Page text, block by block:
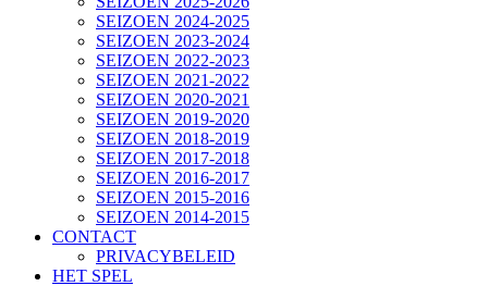
SEIZOEN 2024-2025
SEIZOEN 2023-2024
SEIZOEN 2022-2023
SEIZOEN 2021-2022
SEIZOEN 2020-2021
SEIZOEN 2019-2020
SEIZOEN 2018-2019
SEIZOEN 2017-2018
SEIZOEN 2016-2017
SEIZOEN 2015-2016
SEIZOEN 2014-2015
CONTACT
PRIVACYBELEID
HET SPEL